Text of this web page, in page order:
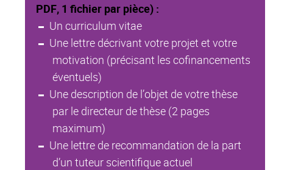
PDF, 1 fichier par pièce) :
Un curriculum vitae
Une lettre décrivant votre projet et votre
motivation (précisant les cofinancements
éventuels)
Une description de l’objet de votre thèse
par le directeur de thèse (2 pages
maximum)
Une lettre de recommandation de la part
d’un tuteur scientifique actuel